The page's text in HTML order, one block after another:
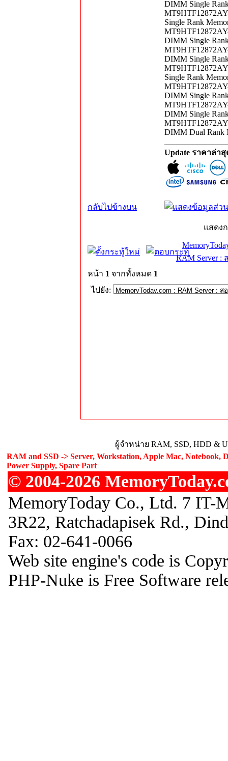
DIMM Single
Single Rank
DIMM Single
DIMM Single
Single Rank
DIMM Single
DIMM Single
DIMM Dual Rank
Update ราคาล่า
กลับไปข้างบน
แสดง
RAM Server :
หน้า 1 จากทั้งหมด 1
ไปยัง:
ผู้จำหน่าย RAM, SSD, HDD &
RAM and SSD -> Server, Workstation, Apple Mac, Notebook,
Power Supply, Spare Part
© 2004-2026
MemoryToday Co., Ltd. 7 IT-
3R22, Ratchadapisek Rd.,
Fax: 02-641-0066
Web site engine's code is
PHP-Nuke is Free Software